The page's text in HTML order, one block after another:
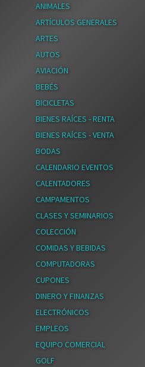
ANIMALES
ARTÍCULOS GENERALES
ARTES
AUTOS
AVIACIÓN
BEBÉS
BICICLETAS
BIENES RAÍCES - RENTA
BIENES RAÍCES - VENTA
BODAS
CALENDARIO EVENTOS
CALENTADORES
CAMPAMENTOS
CLASES Y SEMINARIOS
COLECCIÓN
COMIDAS Y BEBIDAS
COMPUTADORAS
CUPONES
DINERO Y FINANZAS
ELECTRÓNICOS
EMPLEOS
EQUIPO COMERCIAL
GOLF